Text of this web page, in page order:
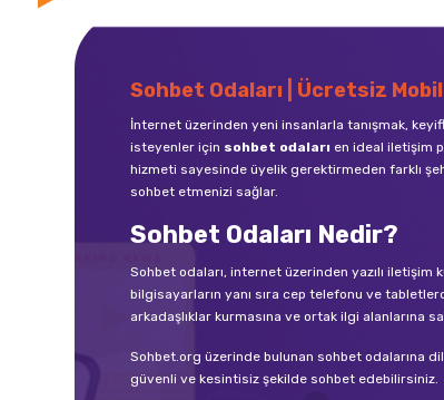
Sohbet Odaları | Ücretsiz
İnternet üzerinden yeni insanlarla tanışmak,
isteyenler için sohbet odaları en ideal iletişim
hizmeti sayesinde üyelik gerektirmeden farklı
sohbet etmenizi sağlar.
Sohbet Odaları Nedir?
Sohbet odaları, internet üzerinden yazılı
bilgisayarların yanı sıra cep telefonu ve
arkadaşlıklar kurmasına ve ortak ilgi alanlarına
Sohbet.org üzerinde bulunan sohbet odalarına
güvenli ve kesintisiz şekilde sohbet edebilirsiniz.